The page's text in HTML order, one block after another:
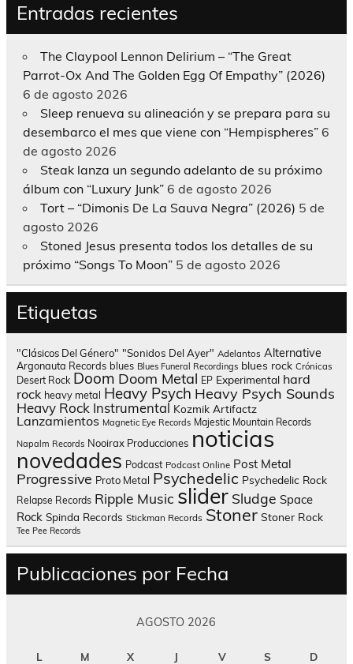
Entradas recientes
The Claypool Lennon Delirium – “The Great
Parrot-Ox And The Golden Egg Of Empathy” (2026)
6 de agosto 2026
Sleep renueva su alineación y se prepara para su
desembarco el mes que viene con “Hempispheres” 6
de agosto 2026
Steak lanza un segundo adelanto de su próximo
álbum con “Luxury Junk” 6 de agosto 2026
Tort – “Dimonis De La Sauva Negra” (2026) 5 de
agosto 2026
Stoned Jesus presenta todos los detalles de su
próximo “Songs To Moon” 5 de agosto 2026
Etiquetas
"Clásicos Del Género" "Sonidos Del Ayer" Adelantos Alternative
Argonauta Records blues Blues Funeral Recordings blues rock Crónicas
Desert Rock Doom Doom Metal EP Experimental hard
rock heavy metal Heavy Psych Heavy Psych Sounds
Heavy Rock Instrumental Kozmik Artifactz
Lanzamientos Magnetic Eye Records Majestic Mountain Records
Napalm Records Nooirax Producciones noticias
novedades Podcast Podcast Online Post Metal
Progressive Proto Metal Psychedelic Psychedelic Rock
Relapse Records Ripple Music slider Sludge Space
Rock Spinda Records Stickman Records Stoner Stoner Rock
Tee Pee Records
Publicaciones por Fecha
AGOSTO 2026
L M X J V S D